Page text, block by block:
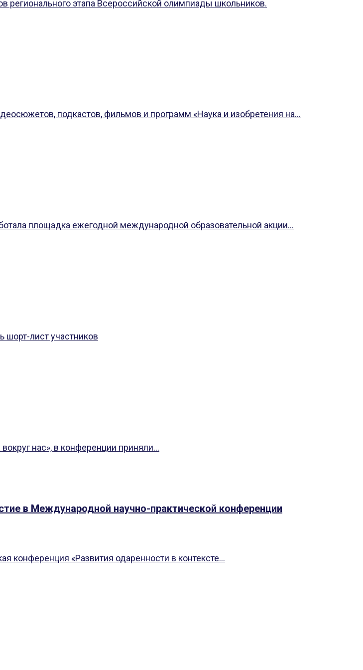
этапа Всероссийской олимпиады школьников.
подкастов, фильмов и программ «Наука и изобретения на...
площадка ежегодной международной образовательной акции...
шорт-лист участников
нас», в конференции приняли...
в Международной научно-практической конференции
конференция «Развития одаренности в контексте...